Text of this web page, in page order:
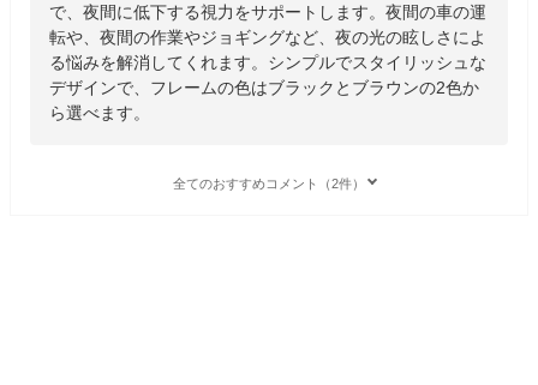
で、夜間に低下する視力をサポートします。夜間の車の運
転や、夜間の作業やジョギングなど、夜の光の眩しさによ
る悩みを解消してくれます。シンプルでスタイリッシュな
デザインで、フレームの色はブラックとブラウンの2色か
ら選べます。
全てのおすすめコメント（2件）